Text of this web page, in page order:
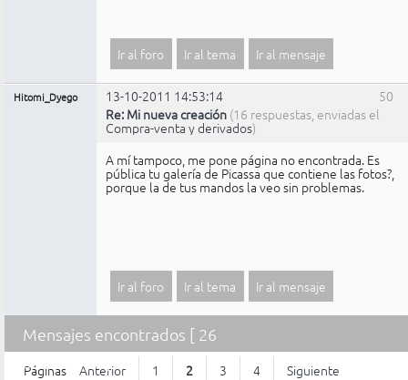
Ir al foro Ir al tema Ir al mensaje
50
Hitomi_Dyego
13-10-2011 14:53:14
Re: Mi nueva creación (16 respuestas, enviadas el
Compra-venta y derivados)
A mí tampoco, me pone página no encontrada. Es
pública tu galería de Picassa que contiene las fotos?,
porque la de tus mandos la veo sin problemas.
Ir al foro Ir al tema Ir al mensaje
Mensajes encontrados [ 26
al 50 de 98 ]
Páginas Anterior 1 2 3 4
Siguiente